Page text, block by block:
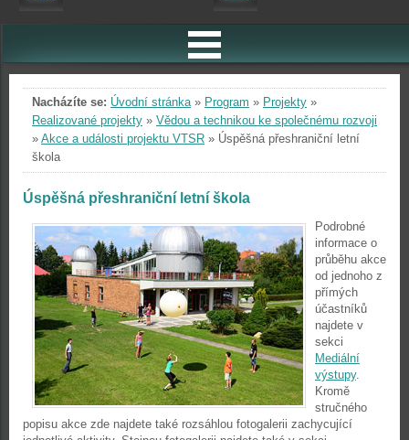
Nacházíte se: Úvodní stránka» Program » Projekty »
Realizované projekty » Vědou a technikou ke společnému rozvoji
» Akce a události projektu VTSR » Úspěšná přeshraniční letní
škola
Úspěšná přeshraniční letní škola
Podrobné
informace o
průběhu akce
od jednoho z
přímých
účastníků
najdete v
sekci
Mediální
výstupy.
Kromě
stručného
popisu akce zde najdete také rozsáhlou fotogalerii zachycující